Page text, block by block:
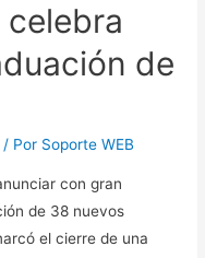
celebra
de
/ Por Soporte WEB
con gran
de 38 nuevos
el cierre de una